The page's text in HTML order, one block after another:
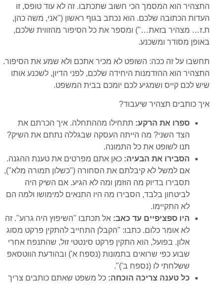
התצהיר הוא המסמך הכי חשוב שתכתבו. זה לא עוד טופס, זו
העדות הכתובה שלכם. הוא נכתב בגוף ראשון ("אני, משה כהן,
ת.ז… מצהיר בזאת…") ומספר את כל הסיפור מהזווית שלכם,
באופן מסודר ומשכנע.
תחשבו על זה ככה: השופט לא מכיר אתכם ולא שמע את הסיפור.
התצהיר הוא ההזדמנות היחידה שלכם, לפני הדיון, לשכנע אותו
שיש לכם קייס ושמגיע לכם יומכם בבית המשפט.
איך כותבים תצהיר שיעבוד?
ספרו את הרקע: תתחילו מההתחלה. איך הכרתם את
הצד השני? מה הייתה העסקה שבגללה נתתם את השיק?
תנו לשופט את כל התמונה.
הסבירו את הבעיה: כאן אתם מפרטים את טענת ההגנה.
אם למשל לא קיבלתם את הסחורה ("כשלון תמורה מלא"),
תסבירו בדיוק מה הוזמן ומה לא הגיע. אם השיק היה
לביטחון בלבד, הסבירו מה היו התנאים למימושו ולמה הם
לא התקיימו.
היו ספציפיים עד כאב: אל תכתבו "השיפוץ היה גרוע". זה
לא אומר כלום. כתבו: "הקבלן התחייב להתקין פרקט מסוג
אלון. בפועל, הוא התקין פרקט סינטטי זול, שהתנפח אחרי
שבוע כפי שרואים בתמונות (נספח א') ובהודעת הווטסאפ
ששלחתי לו (נספח ב')".
כל טענה צריכה הוכחה: כל משפט שאתם כותבים צריך